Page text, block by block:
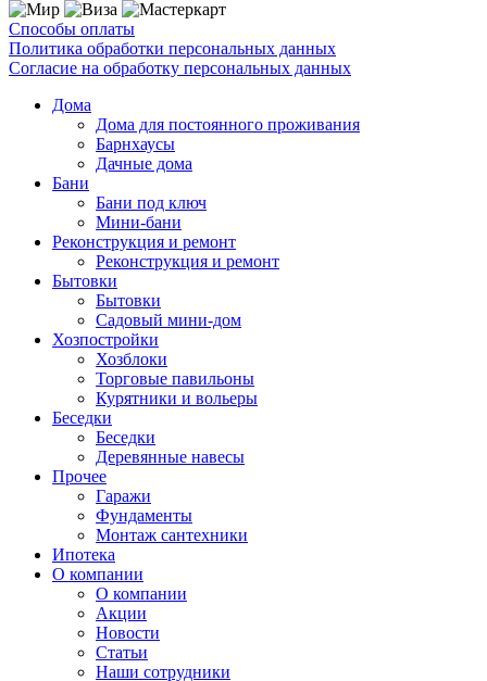
Способы оплаты
Политика обработки персональных данных
Согласие на обработку персональных данных
Дома
Дома для постоянного проживания
Барнхаусы
Дачные дома
Бани
Бани под ключ
Мини-бани
Реконструкция и ремонт
Реконструкция и ремонт
Бытовки
Бытовки
Садовый мини-дом
Хозпостройки
Хозблоки
Торговые павильоны
Курятники и вольеры
Беседки
Беседки
Деревянные навесы
Прочее
Гаражи
Фундаменты
Монтаж сантехники
Ипотека
О компании
О компании
Акции
Новости
Статьи
Наши сотрудники